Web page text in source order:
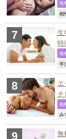
無
相
生
特
無
平
エ
チ
無
み
無